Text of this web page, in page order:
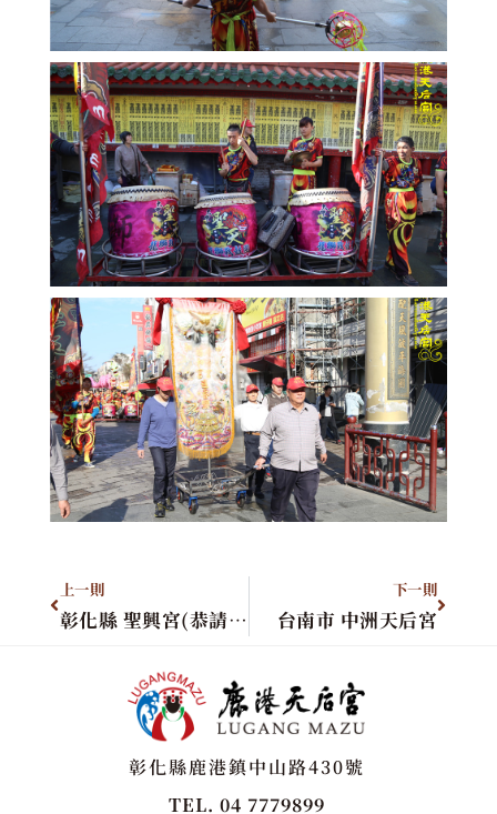
上一則
彰化縣 聖興宮(恭請聖母)
下一則
台南市 中洲天后宮
彰化縣鹿港鎮中山路430號
TEL. 04 7779899